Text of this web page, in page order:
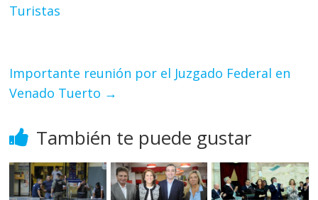
Turistas
Importante reunión por el Juzgado Federal en
Venado Tuerto →
También te puede gustar